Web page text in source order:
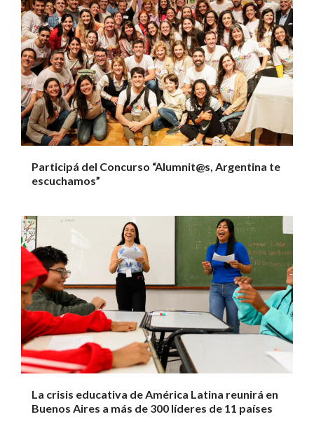
Participá del Concurso “Alumnit@s, Argentina te
escuchamos”
La crisis educativa de América Latina reunirá en
Buenos Aires a más de 300 líderes de 11 países